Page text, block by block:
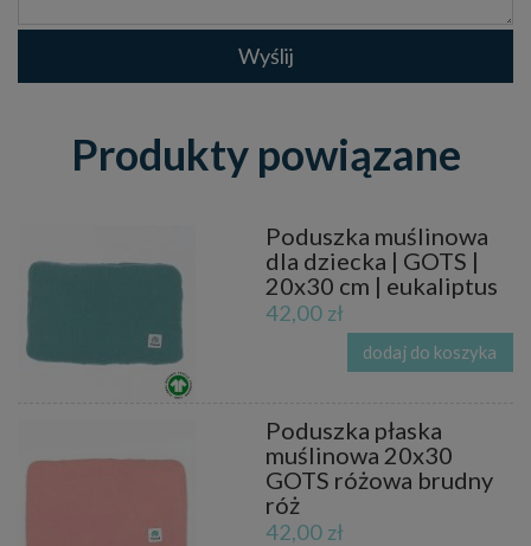
Wyślij
Produkty powiązane
Poduszka muślinowa
dla dziecka | GOTS |
20x30 cm | eukaliptus
42,00 zł
dodaj do koszyka
Poduszka płaska
muślinowa 20x30
GOTS różowa brudny
róż
42,00 zł